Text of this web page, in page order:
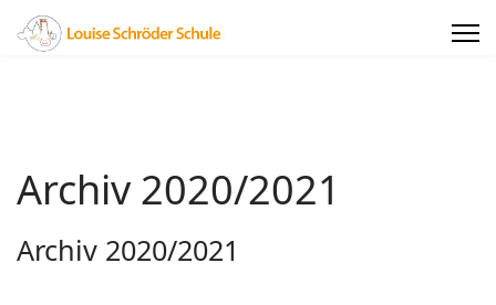
Archiv 2020/2021
Archiv 2020/2021